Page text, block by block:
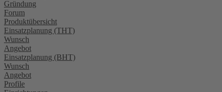
Gründung
Forum
Produktübersicht
Einsatzplanung (THT)
Wunsch
Angebot
Einsatzplanung (BHT)
Wunsch
Angebot
Profile